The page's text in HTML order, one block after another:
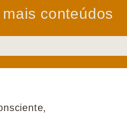
conteúdos